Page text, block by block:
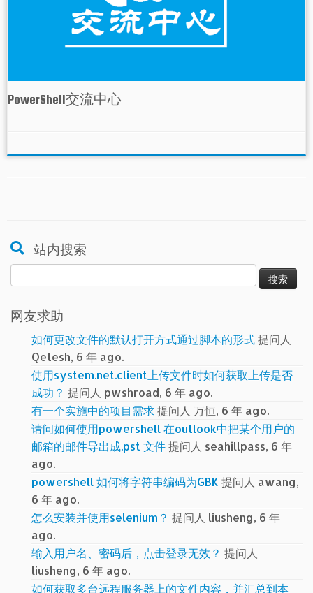
PowerShell交流中心
站内搜索
索：
网友求助
如何更改文件的默认打开方式通过脚本的形式提问人
Qetesh, 6 年 ago.
使用system.net.client上传文件时如何获取上传是否
成功？ 提问人 pwshroad, 6 年 ago.
有一个实施中的项目需求提问人 万恒, 6 年 ago.
请问如何使用powershell 在outlook中把某个用户的
邮箱的邮件导出成.pst 文件提问人 seahillpass, 6 年
ago.
powershell 如何将字符串编码为GBK 提问人 awang,
6 年 ago.
怎么安装并使用selenium？ 提问人 liusheng, 6 年
ago.
输入用户名、密码后，点击登录无效？ 提问人
liusheng, 6 年 ago.
如何获取多台远程服务器上的文件内容，并汇总到本